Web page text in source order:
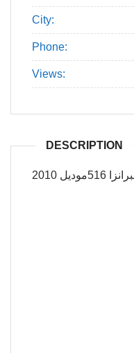
City:
Phone:
Views:
DESCRIPTION
2010